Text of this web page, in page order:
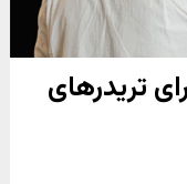
تریدرهای